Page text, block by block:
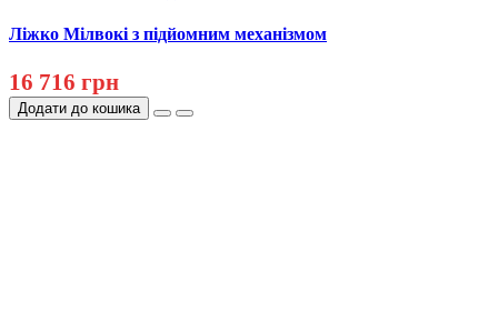
Ліжко Мілвокі з підйомним механізмом
16 716 грн
Додати до кошика